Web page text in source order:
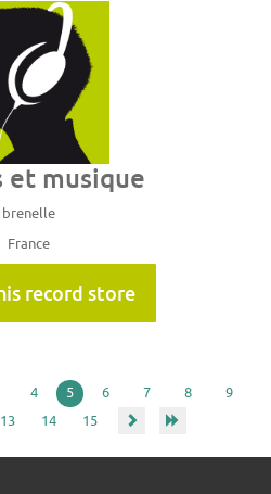
et musique
brenelle
France
record store
4 5 6 7 8
9
13 14 15